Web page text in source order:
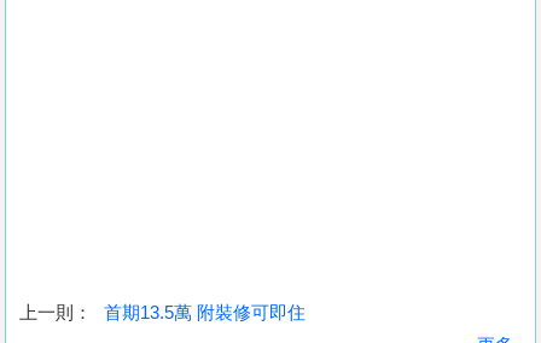
上一則：
首期13.5萬 附裝修可即住